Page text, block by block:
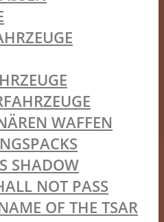
WAFFEN
SHADOW
NOT PASS
OF THE TSAR